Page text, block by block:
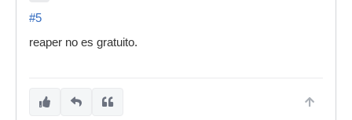
#5
reaper no es gratuito.